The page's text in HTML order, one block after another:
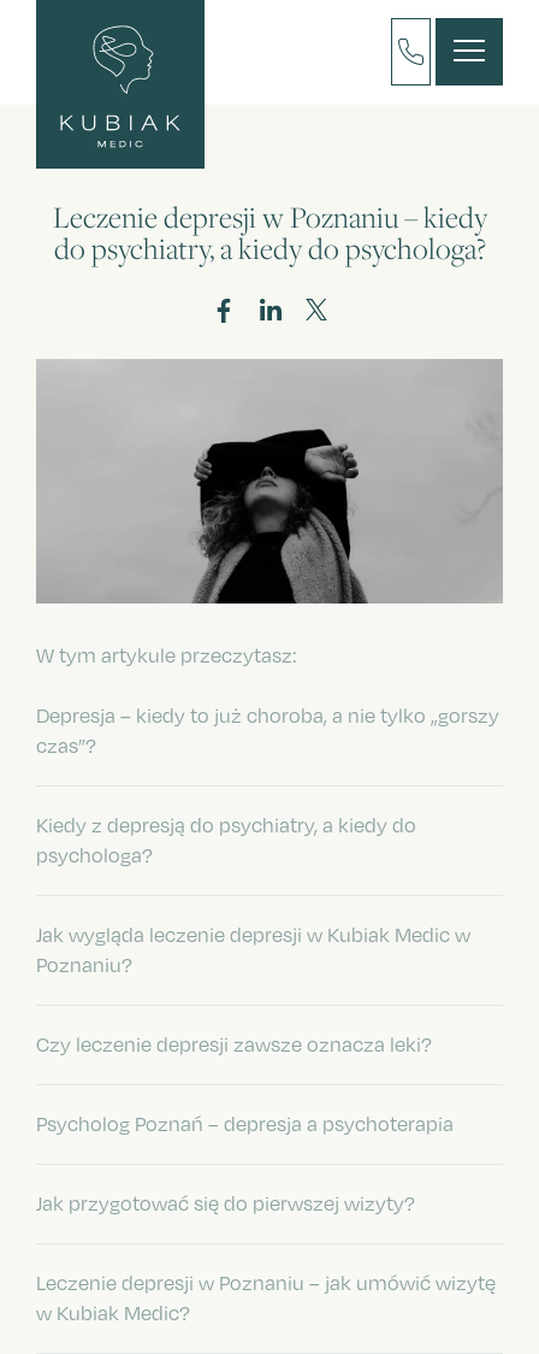
Leczenie depresji w Poznaniu – kiedy
do psychiatry, a kiedy do psychologa?
W tym artykule przeczytasz:
Depresja – kiedy to już choroba, a nie tylko „gorszy
czas”?
Kiedy z depresją do psychiatry, a kiedy do
psychologa?
Jak wygląda leczenie depresji w Kubiak Medic w
Poznaniu?
Czy leczenie depresji zawsze oznacza leki?
Psycholog Poznań – depresja a psychoterapia
Jak przygotować się do pierwszej wizyty?
Leczenie depresji w Poznaniu – jak umówić wizytę
w Kubiak Medic?